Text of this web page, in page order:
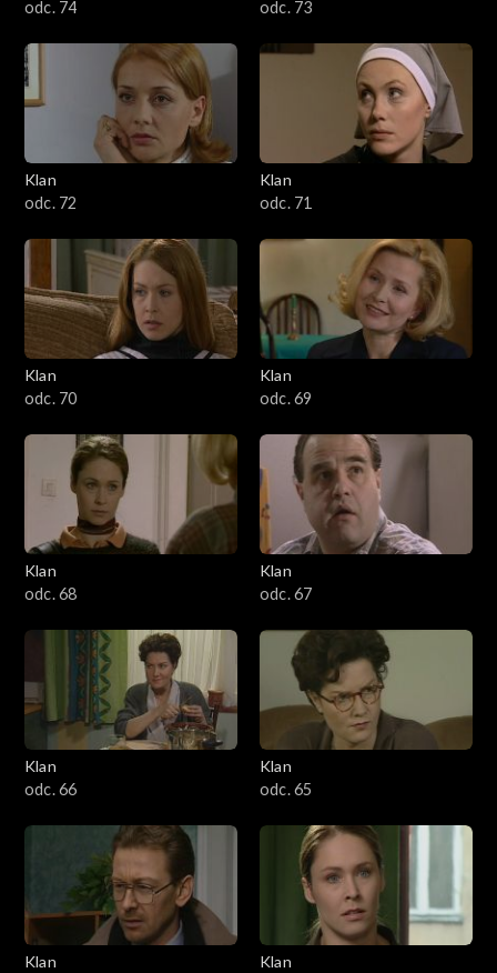
odc. 74 odc. 73
Klan
odc. 72
Klan
odc. 71
Klan
odc. 70
Klan
odc. 69
Klan
odc. 68
Klan
odc. 67
Klan
odc. 66
Klan
odc. 65
Klan
Klan